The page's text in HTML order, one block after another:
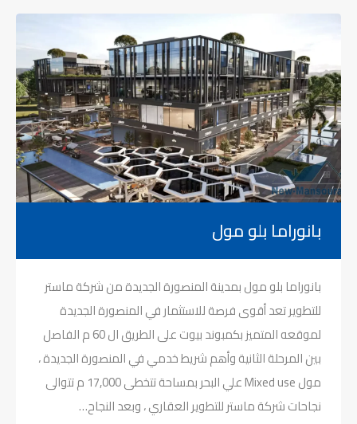
بانوراما بلو مول
بانوراما بلو مول بمدينة المنصورة الجديدة من شركة ماستر
للتطوير تعد أقوى فرصة للاستثمار في المنصورة الجديدة
لموقعه المتميز بكمبوند بيوت على الطريق ال 60 م الفاصل
بين المرحلة الثانية وأهم شريط خدمي في المنصورة الجديدة ،
مول Mixed use علي البحر بمساحة تتخطى 17,000 م تتوالى
نجاحات شركة ماستر للتطوير العقاري ، وبعد النجاح…